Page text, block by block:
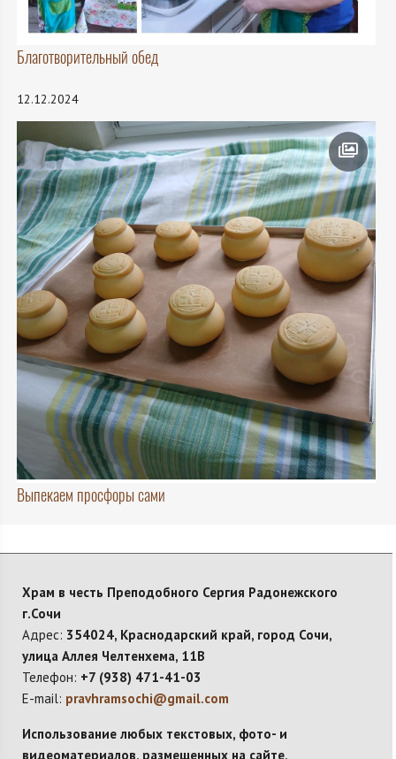
Благотворительный обед
12.12.2024
Выпекаем просфоры сами
Храм в честь Преподобного Сергия Радонежского
г.Сочи
Адрес: 354024, Краснодарский край, город Сочи,
улица Аллея Челтенхема, 11В
Телефон: +7 (938) 471-41-03
E-mail: pravhramsochi@gmail.com
Использование любых текстовых, фото- и
видеоматериалов, размещенных на сайте,